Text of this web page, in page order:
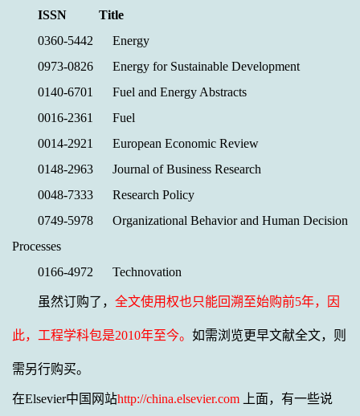
ISSN Title
0360-5442 Energy
0973-0826 Energy for Sustainable Development
0140-6701 Fuel and Energy Abstracts
0016-2361 Fuel
0014-2921 European Economic Review
0148-2963 Journal of Business Research
0048-7333 Research Policy
0749-5978 Organizational Behavior and Human Decision
Processes
0166-4972 Technovation
虽然订购了， 全文使用权也只能回溯至始购前5年，因
此，工程学科包是2010年至今。 如需浏览更早文献全文，则
需另行购买。
在Elsevier中国网站http://china.elsevier.com
上面，有一些说